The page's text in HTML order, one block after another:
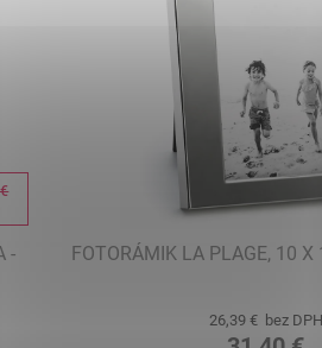
-
FOTORÁMIK LA PLAGE, 10 X
26,39 € bez DPH